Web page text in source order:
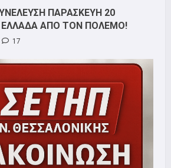
ΠΑΡΑΣΚΕΥΗ 20
ΕΛΛΑΔΑ ΑΠΟ ΤΟΝ ΠΟΛΕΜΟ!
17